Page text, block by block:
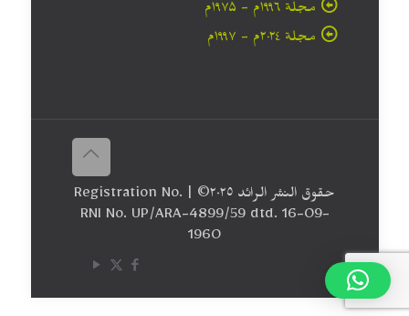
مجلة ۱۹۹٦م - ۱۹۷۵م
مجلة ۲۰۲٤م - ۱۹۹۷م
حقوق النشر الرائد ٢٠۲٥© | Registration No.
RNI No. UP/ARA-4899/59 dtd. 16-09-
1960